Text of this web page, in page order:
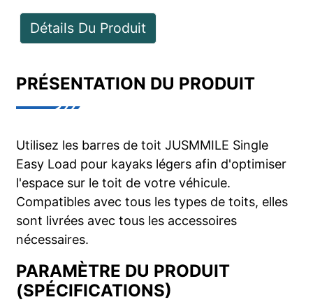
Détails Du Produit
PRÉSENTATION DU PRODUIT
Utilisez les barres de toit JUSMMILE Single
Easy Load pour kayaks légers afin d'optimiser
l'espace sur le toit de votre véhicule.
Compatibles avec tous les types de toits, elles
sont livrées avec tous les accessoires
nécessaires.
PARAMÈTRE DU PRODUIT
(SPÉCIFICATIONS)